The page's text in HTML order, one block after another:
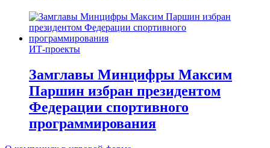
ИТ-проекты
Замглавы Минцифры Максим
Паршин избран президентом
Федерации спортивного
программирования